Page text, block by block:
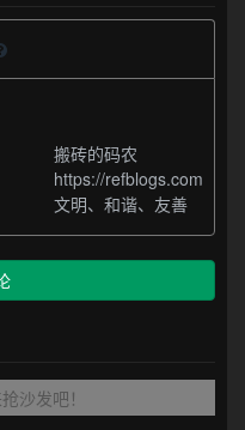
搬砖的码农
https://refblogs.com
文明、和谐、友善
沙发吧！